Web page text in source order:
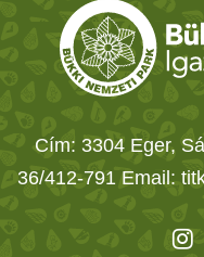
Cím: 3304 Eger,
36/412-791 Email: